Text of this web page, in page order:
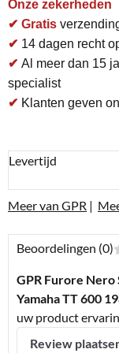
Onze zekerheden
✔ Gratis
✔ 14 dagen recht
✔ Al meer dan 15
specialist
✔ Klanten geven
Levertijd
Meer van GPR |
Beoordelingen (0)
GPR Furore
Yamaha TT 600
uw product
Review